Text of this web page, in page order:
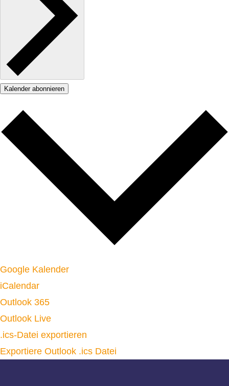
Kalender abonnieren
Google Kalender
iCalendar
Outlook 365
Outlook Live
.ics-Datei exportieren
Exportiere Outlook .ics Datei